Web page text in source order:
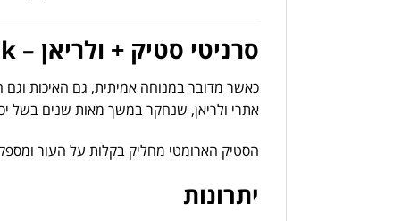
סרניטי סטיק + ולריאן –
כאשר מדוברבמנוחה אמיתית, גם האיכות וגם
אתרי ולריאן, שנחקרבמשך מאות שנים בשל
הסטיק הארומטי מחליק בקלות על העור
יתרונות